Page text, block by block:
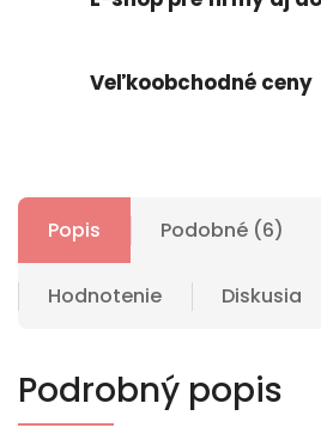
Veľkoobchodné ceny
Popis Podobné (6)
Hodnotenie Diskusia
Podrobný popis